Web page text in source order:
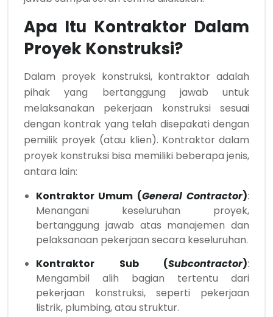
Apa Itu Kontraktor Dalam
Proyek Konstruksi?
Dalam proyek konstruksi, kontraktor adalah
pihak yang bertanggung jawab untuk
melaksanakan pekerjaan konstruksi sesuai
dengan kontrak yang telah disepakati dengan
pemilik proyek (atau klien). Kontraktor dalam
proyek konstruksi bisa memiliki beberapa jenis,
antara lain:
Kontraktor Umum (General Contractor):
Menangani keseluruhan proyek,
bertanggung jawab atas manajemen dan
pelaksanaan pekerjaan secara keseluruhan.
Kontraktor Sub (Subcontractor):
Mengambil alih bagian tertentu dari
pekerjaan konstruksi, seperti pekerjaan
listrik, plumbing, atau struktur.